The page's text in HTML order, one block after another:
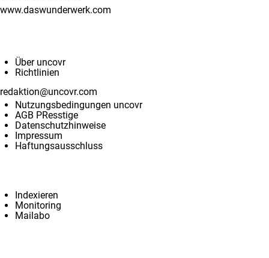
www.daswunderwerk.com
Über uncovr
Richtlinien
redaktion@uncovr.com
Nutzungsbedingungen uncovr
AGB PResstige
Datenschutzhinweise
Impressum
Haftungsausschluss
Indexieren
Monitoring
Mailabo